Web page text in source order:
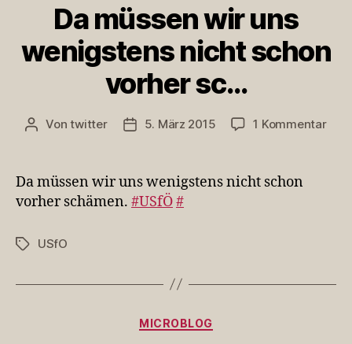
Da müssen wir uns
wenigstens nicht schon
vorher sc…
Beitragsautor
Vontwitter Veröffentlichungsdatum
5. März 2015 1 Kommentarzu
Da müssen wir uns wenigstens nicht schon
vorher schämen. #USfÖ#
Schlagwörter
USfO
Kategorien
MICROBLOG